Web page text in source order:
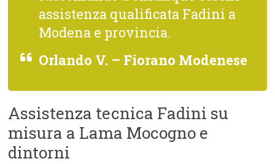
assistenza qualificata Fadini a
Modena e provincia.
Orlando V. – Fiorano Modenese
Assistenza tecnica Fadini su
misura a Lama Mocogno e
dintorni